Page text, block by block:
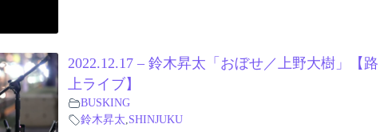
2022.12.17 – 鈴木昇太「おぼせ／上野大樹」【路
上ライブ】
BUSKING
鈴木昇太,SHINJUKU